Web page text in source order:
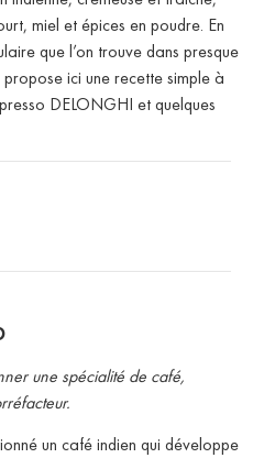
miel et épices en poudre. En
que l’on trouve dans presque
propose ici une recette simple à
DELONGHI et quelques
une spécialité de café,
un café indien qui développe